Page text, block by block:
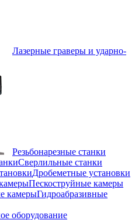
Лазерные граверы и ударно-
Резьбонарезные станки
Сверлильные станки
Дробеметные установки
Пескоструйные камеры
Гидроабразивные